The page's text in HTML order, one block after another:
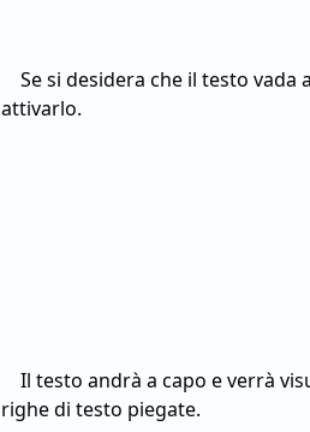
Se si desidera che il testo
attivarlo.
Il testo andrà a capo e verrà
righe di testo piegate.